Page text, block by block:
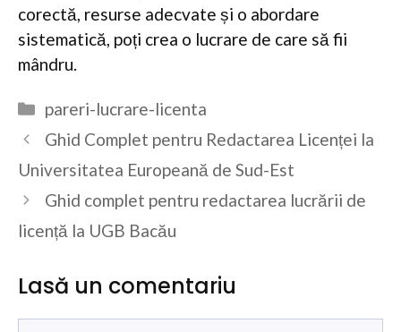
corectă, resurse adecvate și o abordare
sistematică, poți crea o lucrare de care să fii
mândru.
Categorii
pareri-lucrare-licenta
Ghid Complet pentru Redactarea Licenței la
Universitatea Europeană de Sud-Est
Ghid complet pentru redactarea lucrării de
licență la UGB Bacău
Lasă un comentariu